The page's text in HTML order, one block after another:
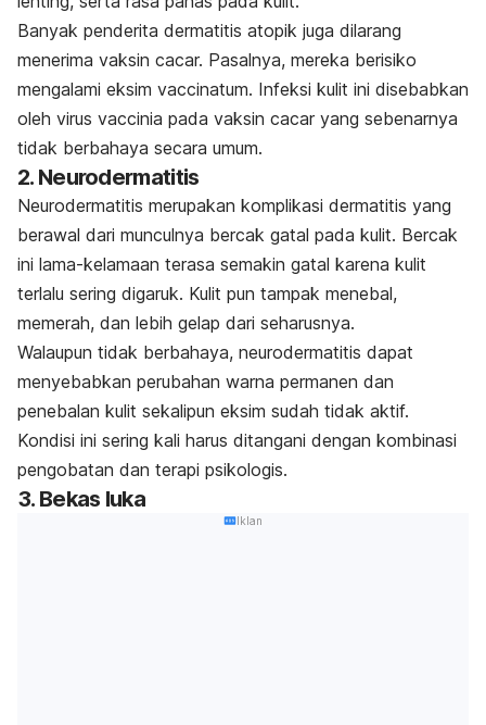
Banyak penderita dermatitis atopik juga dilarang
menerima vaksin cacar. Pasalnya, mereka berisiko
mengalami eksim vaccinatum. Infeksi kulit ini disebabkan
oleh virus vaccinia pada vaksin cacar yang sebenarnya
tidak berbahaya secara umum.
2. Neurodermatitis
Neurodermatitis merupakan komplikasi dermatitis yang
berawal dari munculnya bercak gatal pada kulit. Bercak
ini lama-kelamaan terasa semakin gatal karena kulit
terlalu sering digaruk. Kulit pun tampak menebal,
memerah, dan lebih gelap dari seharusnya.
Walaupun tidak berbahaya, neurodermatitis dapat
menyebabkan perubahan warna permanen dan
penebalan kulit sekalipun eksim sudah tidak aktif.
Kondisi ini sering kali harus ditangani dengan kombinasi
pengobatan dan terapi psikologis.
3. Bekas luka
Iklan